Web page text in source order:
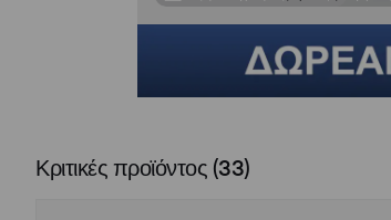
Κριτικές προϊόντος (33)